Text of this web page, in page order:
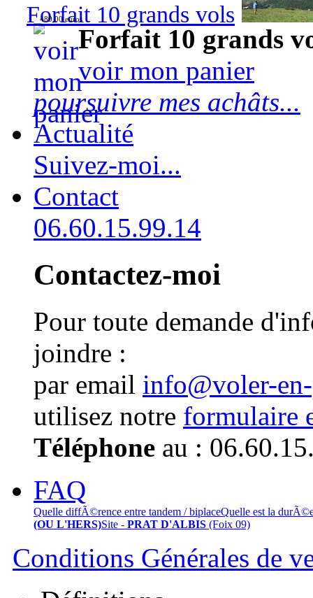
Forfait 10 grands vols
480,00 euros
Forfait 10 grands
voir mon panier
poursuivre mes achâts...
Actualité
Suivez-moi...
Contact
06.60.15.99.14
Contactez-moi
Pour toute demande
joindre :
par email info@voler-
utilisez notre formulaire
Téléphone au :
FAQ
Quelle diffÃ©rence entre tandem / biplaceQuelle est la
(OU L'HERS)Site - PRAT D'ALBIS (Foix 09)
Conditions Générales de